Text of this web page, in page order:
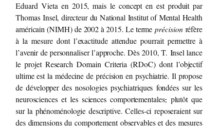
Eduard Vieta en 2015, mais le concept en est produit par
Thomas Insel, directeur du National Institut of Mental Health
américain (NIMH) de 2002 à 2015. Le termeprécisionréfère
à la mesure dont l’exactitude attendue pourrait permettre à
l’avenir de personnaliser l’approche. Dès 2010, T. Insel lance
le projet Research Domain Criteria (RDoC) dont l’objectif
ultime est la médecine de précision en psychiatrie. Il propose
de développer des nosologies psychiatriques fondées sur les
neurosciences et les sciences comportementales,plutôt que
sur la phénoménologie descriptive. Celles-ci reposeraient sur
des dimensions du comportement observables et des mesures